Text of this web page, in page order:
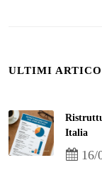
ULTIMI
Italia
16/